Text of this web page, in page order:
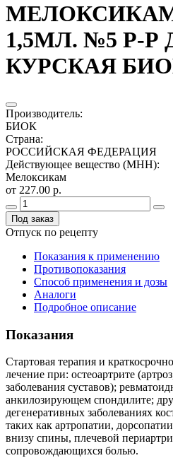
1,5МЛ. №5 Р-
КУРСКАЯ
Производитель:
БИОК
Страна:
РОССИЙСКАЯ ФЕДЕРАЦИЯ
Действующее вещество (МНН):
Мелоксикам
от 227.00 р.
Под заказ
Отпуск по рецепту
Показания к применению
Противопоказания
Способ применения и дозы
Аналоги
Подробное описание
Показания
Стартовая терапия и
лечение при: остеоартрите
заболевания суставов);
анкилозирующем спондилите;
дегенеративных заболеваниях
таких как артропатии,
внизу спины, плечевой
сопровождающихся болью.